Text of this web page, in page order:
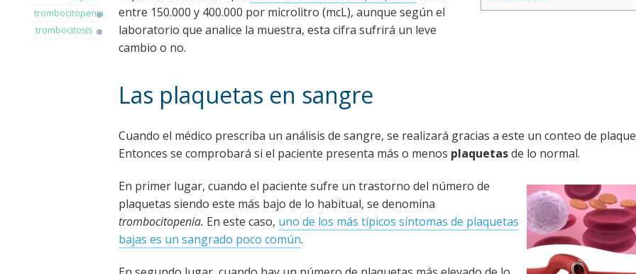
trombocitopenia
trombocitosis
entre 150.000 y 400.000 por microlitro (mcL), aunque según el
laboratorio que analice la muestra, esta cifra sufrirá un leve
cambio o no.
Las plaquetas en sangre
Cuando el médico prescriba un análisis de sangre, se realizará gracias a este un conteo de
Entonces se comprobará si el paciente presenta más o menos plaquetasde lo normal.
En primer lugar, cuando el paciente sufre un trastorno del número de
plaquetas siendo este más bajo de lo habitual, se denomina
trombocitopenia. En este caso, uno de los más típicos síntomas de plaquetas
bajas es un sangrado poco común.